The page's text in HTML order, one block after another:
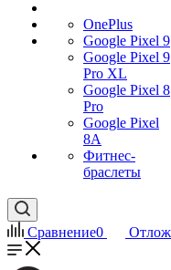
OnePlus
Google Pixel 9
Google Pixel 9
Pro XL
Google Pixel 8
Pro
Google Pixel
8A
Фитнес-
браслеты
Сравнение0